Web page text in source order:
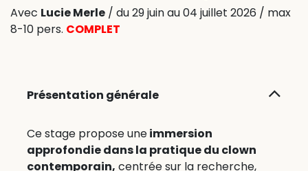
Avec Lucie Merle​ / du 29 juin au 04 juillet 2026 / max
8-10 pers. COMPLET​
Présentation générale
Ce stage propose uneimmersion
approfondie dans la pratique du clown
contemporain, centrée sur la recherche,